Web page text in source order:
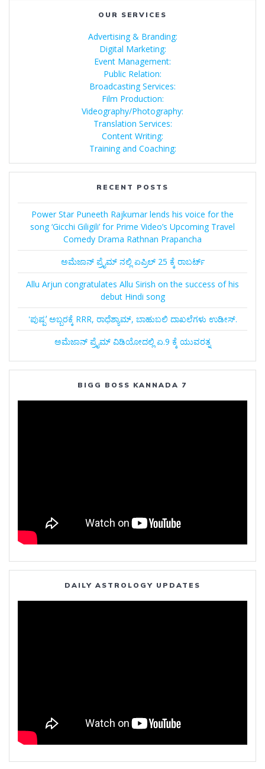
OUR SERVICES
Advertising & Branding:
Digital Marketing:
Event Management:
Public Relation:
Broadcasting Services:
Film Production:
Videography/Photography:
Translation Services:
Content Writing:
Training and Coaching:
RECENT POSTS
Power Star Puneeth Rajkumar lends his voice for the
song ‘Gicchi Giligili’ for Prime Video’s Upcoming Travel
Comedy Drama Rathnan Prapancha
ಅಮೆಜಾನ್‌ ಪ್ರೈಮ್‌ ನಲ್ಲಿ ಏಪ್ರಿಲ್‌ 25 ಕ್ಕೆ ರಾಬರ್ಟ್‌
Allu Arjun congratulates Allu Sirish on the success of his
debut Hindi song
ʻಪುಷ್ಪʼ ಅಬ್ಬರಕ್ಕೆ RRR, ರಾಧೆಶ್ಯಾಮ್, ಬಾಹುಬಲಿ ದಾಖಲೆಗಳು ಉಡೀಸ್.
ಅಮೆಜಾನ್‌ ಪ್ರೈಮ್‌ ವಿಡಿಯೋದಲ್ಲಿ ಏ.9 ಕ್ಕೆ ಯುವರತ್ನ
BIGG BOSS KANNADA 7
DAILY ASTROLOGY UPDATES